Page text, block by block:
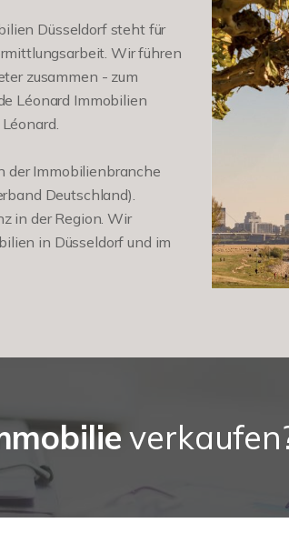
Düsseldorf steht für
Wir führen
zusammen - zum
Léonard Immobilien
der Immobilienbranche
Deutschland).
in der Region. Wir
in Düsseldorf und im